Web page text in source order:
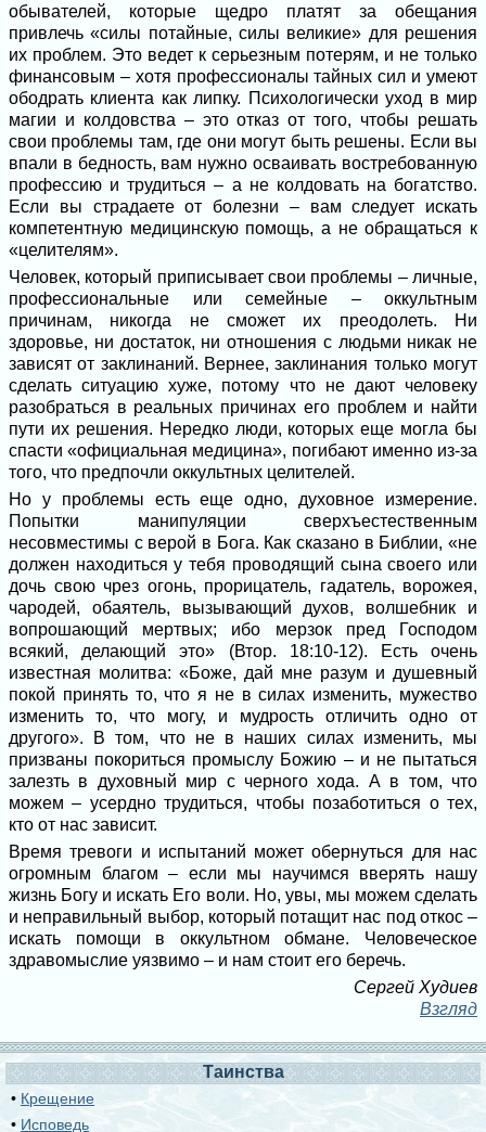
обывателей, которые щедро платят за обещания
привлечь «силы потайные, силы великие» для решения
их проблем. Это ведет к серьезным потерям, и не только
финансовым – хотя профессионалы тайных сил и умеют
ободрать клиента как липку. Психологически уход в мир
магии и колдовства – это отказ от того, чтобы решать
свои проблемы там, где они могут быть решены. Если вы
впали в бедность, вам нужно осваивать востребованную
профессию и трудиться – а не колдовать на богатство.
Если вы страдаете от болезни – вам следует искать
компетентную медицинскую помощь, а не обращаться к
«целителям».
Человек, который приписывает свои проблемы – личные,
профессиональные или семейные – оккультным
причинам, никогда не сможет их преодолеть. Ни
здоровье, ни достаток, ни отношения с людьми никак не
зависят от заклинаний. Вернее, заклинания только могут
сделать ситуацию хуже, потому что не дают человеку
разобраться в реальных причинах его проблем и найти
пути их решения. Нередко люди, которых еще могла бы
спасти «официальная медицина», погибают именно из-за
того, что предпочли оккультных целителей.
Но у проблемы есть еще одно, духовное измерение.
Попытки манипуляции сверхъестественным
несовместимы с верой в Бога. Как сказано в Библии, «не
должен находиться у тебя проводящий сына своего или
дочь свою чрез огонь, прорицатель, гадатель, ворожея,
чародей, обаятель, вызывающий духов, волшебник и
вопрошающий мертвых; ибо мерзок пред Господом
всякий, делающий это» (Втор. 18:10-12). Есть очень
известная молитва: «Боже, дай мне разум и душевный
покой принять то, что я не в силах изменить, мужество
изменить то, что могу, и мудрость отличить одно от
другого». В том, что не в наших силах изменить, мы
призваны покориться промыслу Божию – и не пытаться
залезть в духовный мир с черного хода. А в том, что
можем – усердно трудиться, чтобы позаботиться о тех,
кто от нас зависит.
Время тревоги и испытаний может обернуться для нас
огромным благом – если мы научимся вверять нашу
жизнь Богу и искать Его воли. Но, увы, мы можем сделать
и неправильный выбор, который потащит нас под откос –
искать помощи в оккультном обмане. Человеческое
здравомыслие уязвимо – и нам стоит его беречь.
Сергей Худиев
Взгляд
Таинства
• Крещение
• Исповедь